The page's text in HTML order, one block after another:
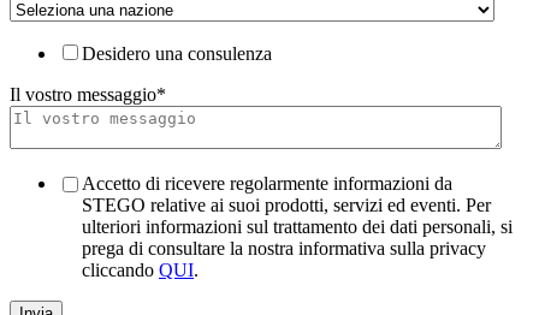
Desidero una consulenza
Il vostro messaggio*
Accetto di ricevere regolarmente informazioni da
STEGO relative ai suoi prodotti, servizi ed eventi. Per
ulteriori informazioni sul trattamento dei dati personali, si
prega di consultare la nostra informativa sulla privacy
cliccando QUI.